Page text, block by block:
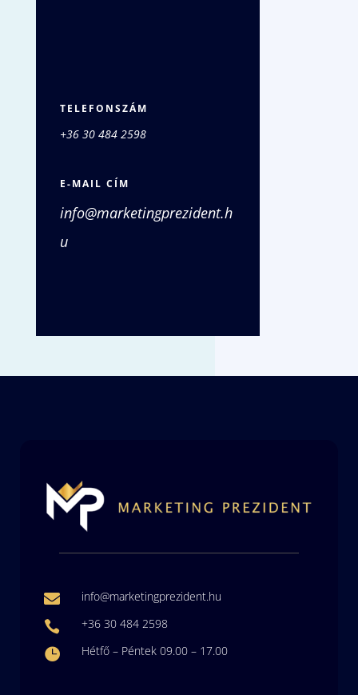
TELEFONSZÁM
+36 30 484 2598
E-MAIL CÍM
info@marketingprezident.h
u
 info@marketingprezident.hu
 +36 30 484 2598
 Hétfő – Péntek 09.00 – 17.00